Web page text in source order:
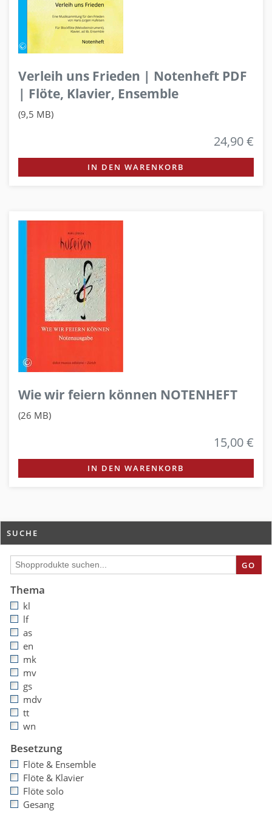
Verleih uns Frieden | Notenheft PDF
| Flöte, Klavier, Ensemble
(9,5 MB)
24,90 €
IN DEN WARENKORB
Wie wir feiern können NOTENHEFT
(26 MB)
15,00 €
IN DEN WARENKORB
SUCHE
GO
Thema
kl
lf
as
en
mk
mv
gs
mdv
tt
wn
Besetzung
Flöte & Ensemble
Flöte & Klavier
Flöte solo
Gesang